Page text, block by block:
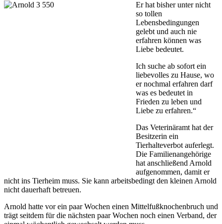
Er hat bisher unter nicht
so tollen
Lebensbedingungen
gelebt und auch nie
erfahren können was
Liebe bedeutet.
Ich suche ab sofort ein
liebevolles zu Hause, wo
er nochmal erfahren darf
was es bedeutet in
Frieden zu leben und
Liebe zu erfahren.“
Das Veterinäramt hat der
Besitzerin ein
Tierhalteverbot auferlegt.
Die Familienangehörige
hat anschließend Arnold
aufgenommen, damit er
nicht ins Tierheim muss. Sie kann arbeitsbedingt den kleinen Arnold
nicht dauerhaft betreuen.
Arnold hatte vor ein paar Wochen einen Mittelfußknochenbruch und
trägt seitdem für die nächsten paar Wochen noch einen Verband, der